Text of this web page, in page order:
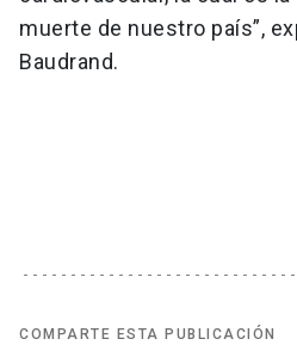
muerte de nuestro país”,
Baudrand.
COMPARTE ESTA PUBLICACIÓN